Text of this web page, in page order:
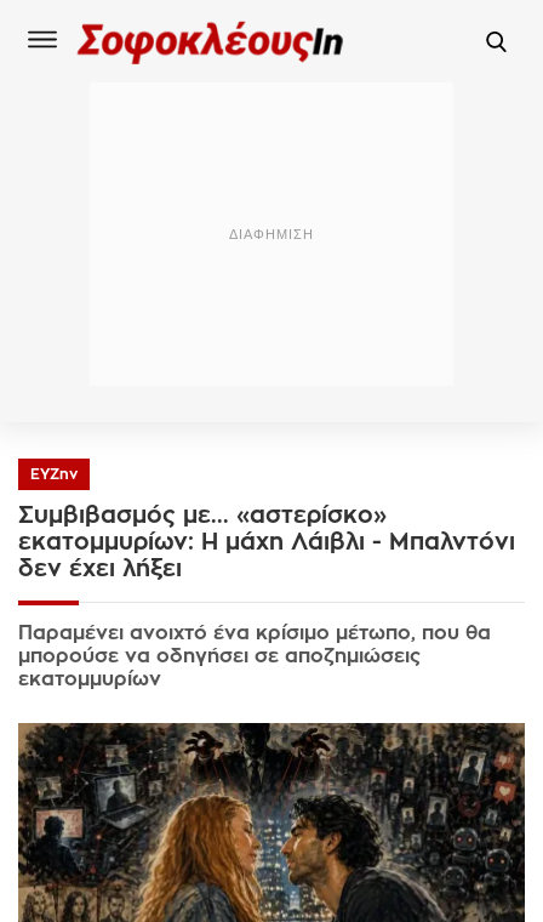
ΕΥΖην
Συμβιβασμός με... «αστερίσκο»
εκατομμυρίων: Η μάχη Λάιβλι - Μπαλντόνι
δεν έχει λήξει
Παραμένει ανοιχτό ένα κρίσιμο μέτωπο, που θα
μπορούσε να οδηγήσει σε αποζημιώσεις
εκατομμυρίων